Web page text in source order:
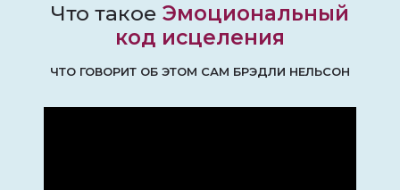
Что такое Эмоциональный
код исцеления
ЧТО ГОВОРИТ ОБ ЭТОМ САМ БРЭДЛИ НЕЛЬСОН